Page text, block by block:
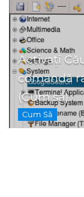
Activați
comandă
(Cum să)
Cum Să